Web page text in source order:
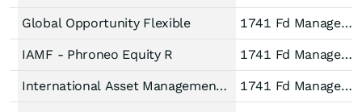
Global Opportunity Flexible 1741 Fd Managem AG
IAMF - Phroneo Equity R 1741 Fd Managem AG
International Asset Management Fund FCP - Top Ten Classic I 1741 Fd Managem AG